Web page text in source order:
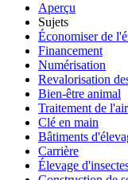
Aperçu
Sujets
Économiser de
Financement
Numérisation
Revalorisation
Bien-être animal
Traitement de
Clé en main
Bâtiments
Carrière
Élevage